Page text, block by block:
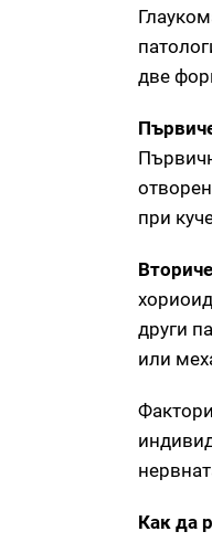
две
при
други
или
Как да